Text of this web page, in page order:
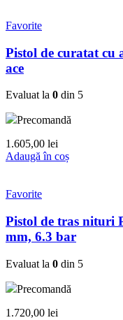
Favorite
Pistol de curatat cu
ace
Evaluat la 0 din 5
Precomandă
1.605,00 lei
Adaugă în coș
Favorite
Pistol de tras nituri
mm, 6.3 bar
Evaluat la 0 din 5
Precomandă
1.720,00 lei